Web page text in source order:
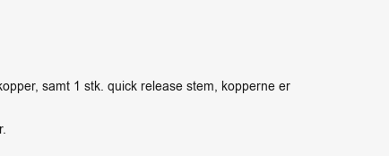
samt 1 stk. quick release stem, kopperne er